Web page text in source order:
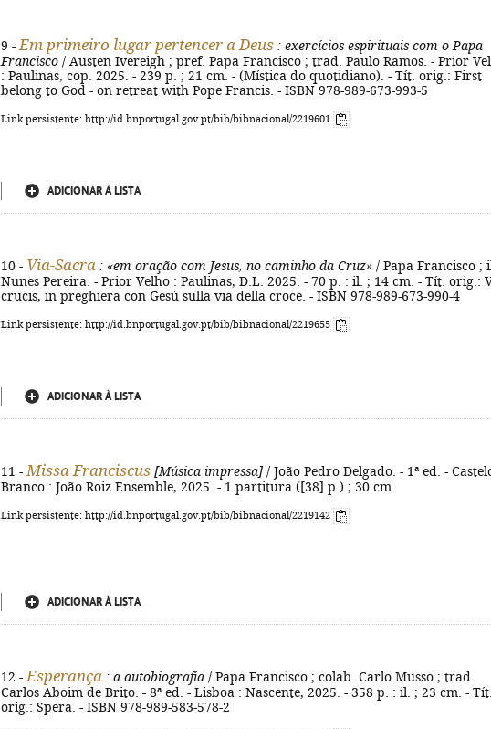
9 - Em primeiro lugar pertencer a Deus : exercícios espirituais com o Papa
Francisco / Austen Ivereigh ; pref. Papa Francisco ; trad. Paulo Ramos. - Prior
: Paulinas, cop. 2025. - 239 p. ; 21 cm. - (Mística do quotidiano). - Tít. orig.: First
belong to God - on retreat with Pope Francis. - ISBN 978-989-673-993-5
Link persistente: http://id.bnportugal.gov.pt/bib/bibnacional/2219601
ADICIONAR À LISTA
10 - Via-Sacra : «em oração com Jesus, no caminho da Cruz» / Papa Francisco ; il.
Nunes Pereira. - Prior Velho : Paulinas, D.L. 2025. - 70 p. : il. ; 14 cm. - Tít. orig.:
crucis, in preghiera con Gesú sulla via della croce. - ISBN 978-989-673-990-4
Link persistente: http://id.bnportugal.gov.pt/bib/bibnacional/2219655
ADICIONAR À LISTA
11 - Missa Franciscus [Música impressa] / João Pedro Delgado. - 1ª ed. -
Branco : João Roiz Ensemble, 2025. - 1 partitura ([38] p.) ; 30 cm
Link persistente: http://id.bnportugal.gov.pt/bib/bibnacional/2219142
ADICIONAR À LISTA
12 - Esperança : a autobiografia / Papa Francisco ; colab. Carlo Musso ; trad.
Carlos Aboim de Brito. - 8ª ed. - Lisboa : Nascente, 2025. - 358 p. : il. ; 23 cm. - Tít.
orig.: Spera. - ISBN 978-989-583-578-2